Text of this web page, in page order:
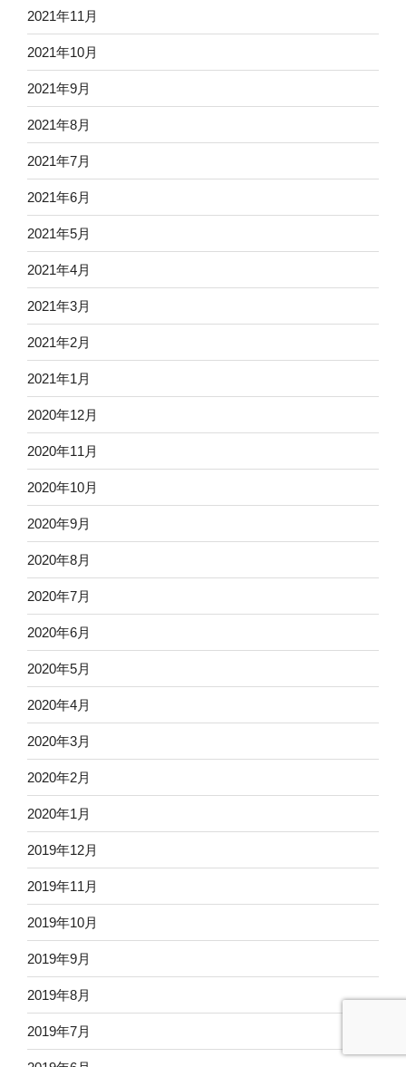
2021年11月
2021年10月
2021年9月
2021年8月
2021年7月
2021年6月
2021年5月
2021年4月
2021年3月
2021年2月
2021年1月
2020年12月
2020年11月
2020年10月
2020年9月
2020年8月
2020年7月
2020年6月
2020年5月
2020年4月
2020年3月
2020年2月
2020年1月
2019年12月
2019年11月
2019年10月
2019年9月
2019年8月
2019年7月